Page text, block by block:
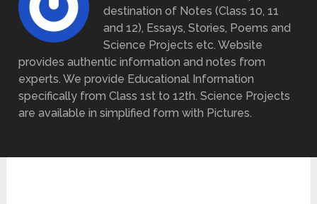
destination of Notes (Class 10, 11
and 12), Essays, Stories, Poems and
Science Projects etc. Website
provides authentic information and notes from
experts. We provide Educational Information
specifically from Class 1st to 12th. Science Projects
are available in simplified form with Pictures.